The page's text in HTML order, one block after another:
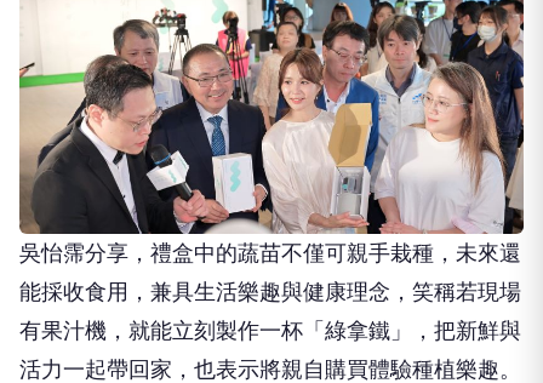
吳怡霈分享，禮盒中的蔬苗不僅可親手栽種，未來還
能採收食用，兼具生活樂趣與健康理念，笑稱若現場
有果汁機，就能立刻製作一杯「綠拿鐵」，把新鮮與
活力一起帶回家，也表示將親自購買體驗種植樂趣。